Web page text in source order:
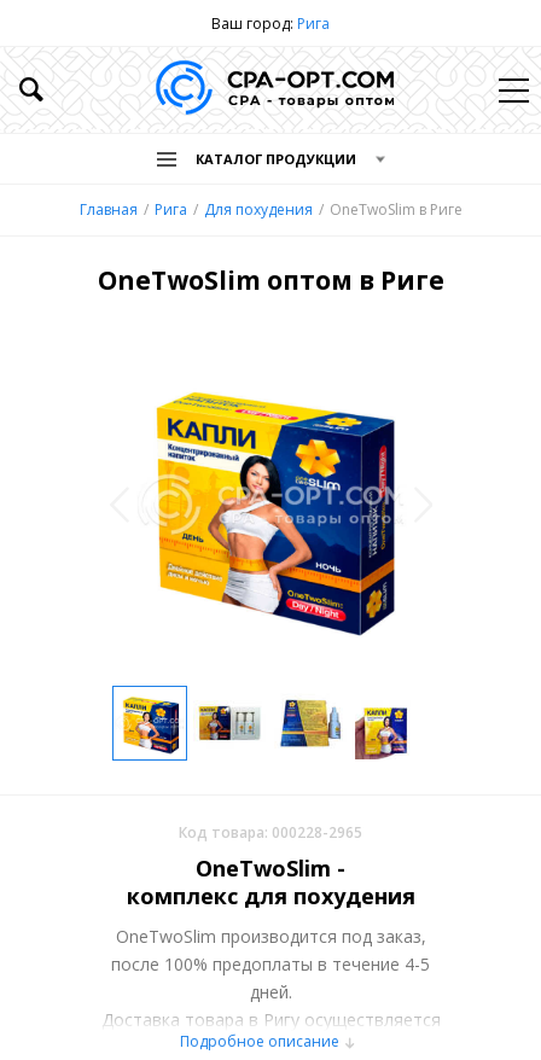
Ваш город: Рига
КАТАЛОГ ПРОДУКЦИИ
Главная Рига Для похудения OneTwoSlim в Риге
OneTwoSlim оптом в Риге
Код товара: 000228-2965
OneTwoSlim -
комплекс для похудения
OneTwoSlim производится под заказ,
после 100% предоплаты в течение 4-5
дней.
Доставка товара в Ригу осуществляется
курьерскими службами или самовывозом
Подробное описание